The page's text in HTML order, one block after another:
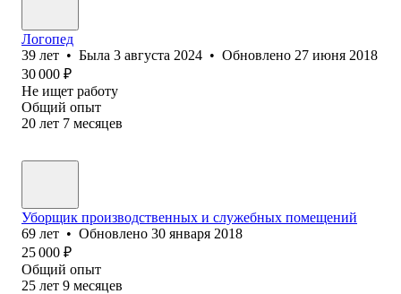
Логопед
39 лет • Была 3 августа 2024 • Обновлено 27 июня 2018
30 000 ₽
Не ищет работу
Общий опыт
20 лет 7 месяцев
Уборщик производственных и служебных помещений
69 лет • Обновлено 30 января 2018
25 000 ₽
Общий опыт
25 лет 9 месяцев